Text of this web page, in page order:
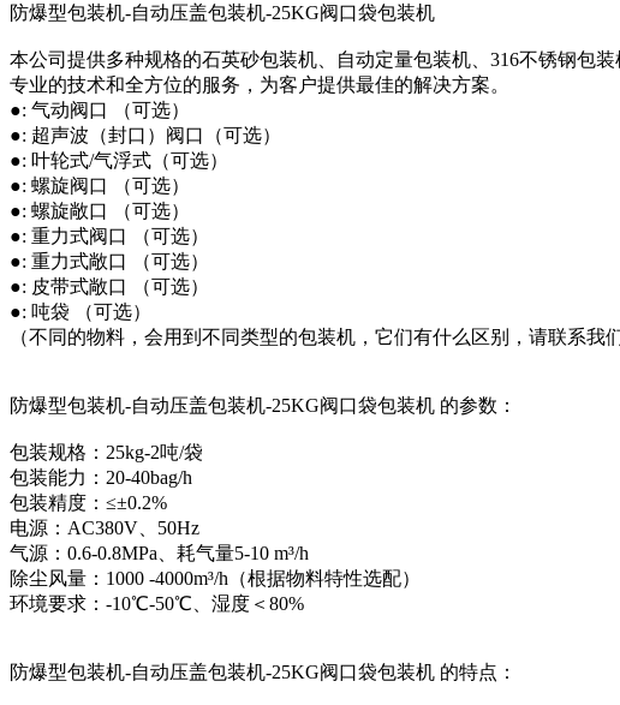
防爆型包装机-自动压盖包装机-25KG阀口袋包装机
本公司提供多种规格的石英砂包装机、自动定量包装机、316不锈钢包
专业的技术和全方位的服务，为客户提供最佳的解决方案。
●: 气动阀口 （可选）
●: 超声波（封口）阀口（可选）
●: 叶轮式/气浮式（可选）
●: 螺旋阀口 （可选）
●: 螺旋敞口 （可选）
●: 重力式阀口 （可选）
●: 重力式敞口 （可选）
●: 皮带式敞口 （可选）
●: 吨袋 （可选）
（不同的物料，会用到不同类型的包装机，它们有什么区别，请联系我
防爆型包装机-自动压盖包装机-25KG阀口袋包装机 的参数：
包装规格：25kg-2吨/袋
包装能力：20-40bag/h
包装精度：≤±0.2%
电源：AC380V、50Hz
气源：0.6-0.8MPa、耗气量5-10 m³/h
除尘风量：1000 -4000m³/h（根据物料特性选配）
环境要求：-10℃-50℃、湿度＜80%
防爆型包装机-自动压盖包装机-25KG阀口袋包装机 的特点：